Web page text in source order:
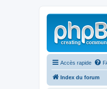
Accès rapide
Index du forum